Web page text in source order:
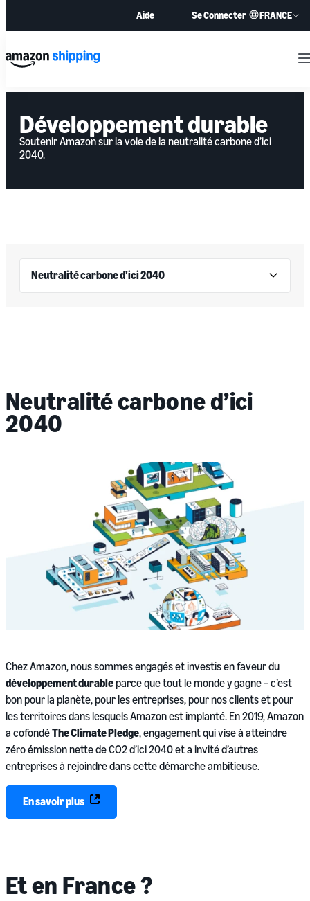
Aide Se Connecter FRANCE
Développement durable
Soutenir Amazon sur la voie de la neutralité carbone d’ici
2040.
Neutralité carbone d’ici 2040
Neutralité carbone d’ici
2040
Chez Amazon, nous sommes engagés et investis en faveur du
développement durableparce que tout le monde y gagne – c’est
bon pour la planète, pour les entreprises, pour nos clients et pour
les territoires dans lesquels Amazon est implanté. En 2019, Amazon
a cofondéThe Climate Pledge, engagement qui vise à atteindre
zéro émission nette de CO2 d’ici 2040 et a invité d’autres
entreprises à rejoindre dans cette démarche ambitieuse.
En savoir plus
Et en France ?